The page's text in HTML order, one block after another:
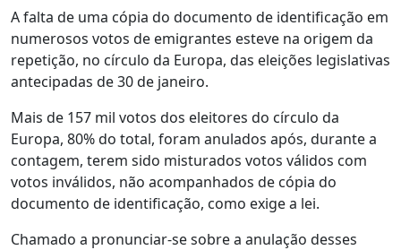
A falta de uma cópia do documento de identificação em
numerosos votos de emigrantes esteve na origem da
repetição, no círculo da Europa, das eleições legislativas
antecipadas de 30 de janeiro.
Mais de 157 mil votos dos eleitores do círculo da
Europa, 80% do total, foram anulados após, durante a
contagem, terem sido misturados votos válidos com
votos inválidos, não acompanhados de cópia do
documento de identificação, como exige a lei.
Chamado a pronunciar-se sobre a anulação desses